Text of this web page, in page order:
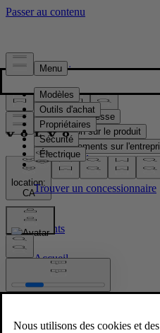
Presse & Médias
Matériel de presse
Information sur le produit
Renseignements sur
Contacts médias
location:
CA
Documents
Accueil
/Documents